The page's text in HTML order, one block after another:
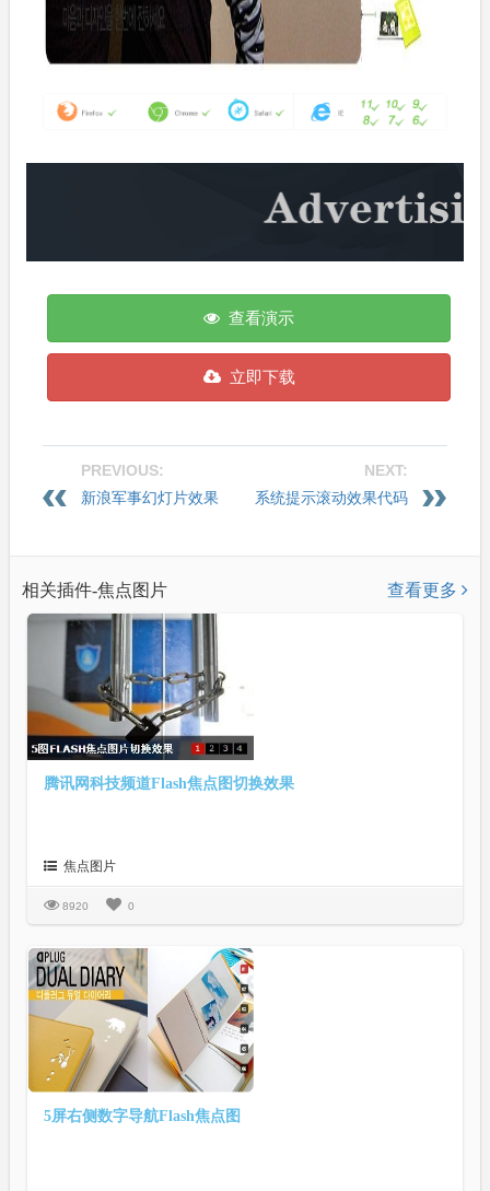
查看演示
立即下载
PREVIOUS: NEXT:
新浪军事幻灯片效果 系统提示滚动效果代码
相关插件-焦点图片 查看更多
腾讯网科技频道Flash焦点图切换效果
焦点图片
8920 0
5屏右侧数字导航Flash焦点图